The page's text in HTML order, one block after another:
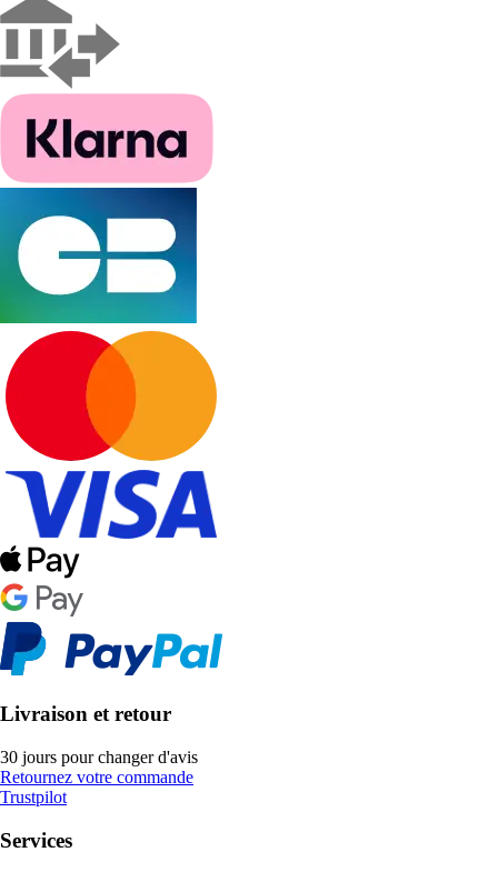
Livraison et retour
30 jours pour changer d'avis
Retournez votre commande
Trustpilot
Services